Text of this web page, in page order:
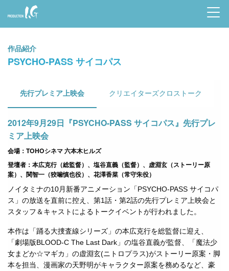
Prod
uctio
n I.G
作品紹介
PSYCHO-PASS サイコパス
先行プレミア上映会 クリエイターズクロストーク
2012年9月29日『PSYCHO-PASS サイコパス』先行プレ
ミア上映会
会場：TOHOシネマ 六本木ヒルズ
登壇者：本広克行（総監督）、塩谷直義（監督）、虚淵玄（ストーリー原
案）、関智一（狡噛慎也役）、花澤香菜（常守朱役）
ノイタミナの10月新番アニメーション「PSYCHO-PASS サイコパ
ス」の放送を直前に控え、第1話・第2話の先行プレミア上映会と
スタッフ＆キャストによるトークイベントが行われました。
本作は「踊る大捜査線シリーズ」の本広克行を総監督に迎え、
「劇場版BLOOD-C The Last Dark」の塩谷直義が監督、「魔法少
女まどか☆マギカ」の虚淵玄(ニトロプラス)がストーリー原案・脚
本を担当、漫画家の天野明がキャラクター原案を務めるなど、豪